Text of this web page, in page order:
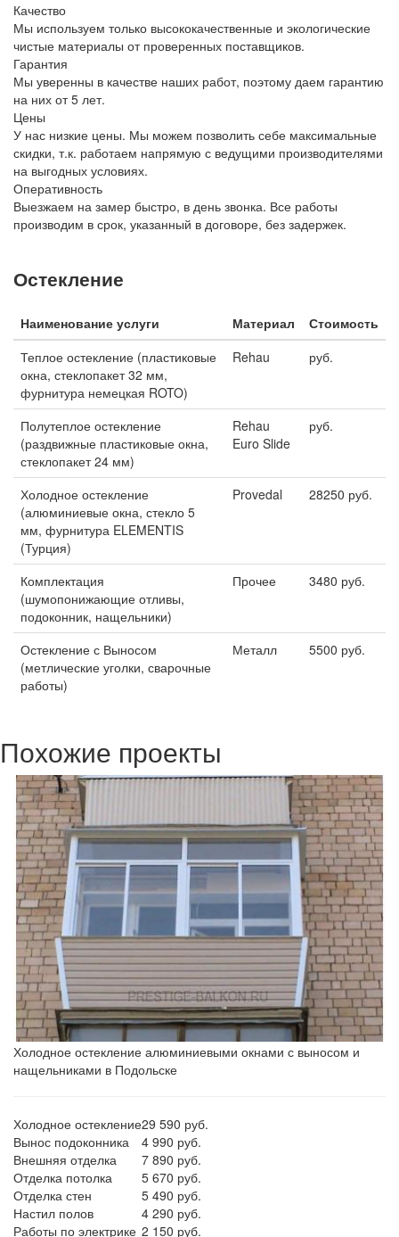
Качество
Мы используем только высококачественные и экологические
чистые материалы от проверенных поставщиков.
Гарантия
Мы уверенны в качестве наших работ, поэтому даем гарантию
на них от 5 лет.
Цены
У нас низкие цены. Мы можем позволить себе максимальные
скидки, т.к. работаем напрямую с ведущими производителями
на выгодных условиях.
Оперативность
Выезжаем на замер быстро, в день звонка. Все работы
производим в срок, указанный в договоре, без задержек.
Остекление
Наименование услуги Материал
Стоимость
Теплое остекление (пластиковые
окна, стеклопакет 32 мм,
фурнитура немецкая ROTO)
Rehau руб.
Полутеплое остекление
(раздвижные пластиковые окна,
стеклопакет 24 мм)
Rehau
Euro Slide
руб.
Холодное остекление
(алюминиевые окна, стекло 5
мм, фурнитура ELEMENTIS
(Турция)
Provedal 28250 руб.
Комплектация
(шумопонижающие отливы,
подоконник, нащельники)
Прочее 3480 руб.
Остекление с Выносом
(метлические уголки, сварочные
работы)
Металл 5500 руб.
Похожие проекты
Холодное остекление алюминиевыми окнами с выносом и
нащельниками в Подольске
Холодное остекление29 590 руб.
Вынос подоконника
4 990 руб.
Внешняя отделка
7 890 руб.
Отделка потолка
5 670 руб.
Отделка стен
5 490 руб.
Настил полов
4 290 руб.
Работы по электрике 2 150 руб.